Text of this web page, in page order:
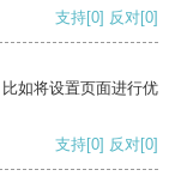
支持[0] 反对[0]
如将设置页面进行优
支持[0] 反对[0]